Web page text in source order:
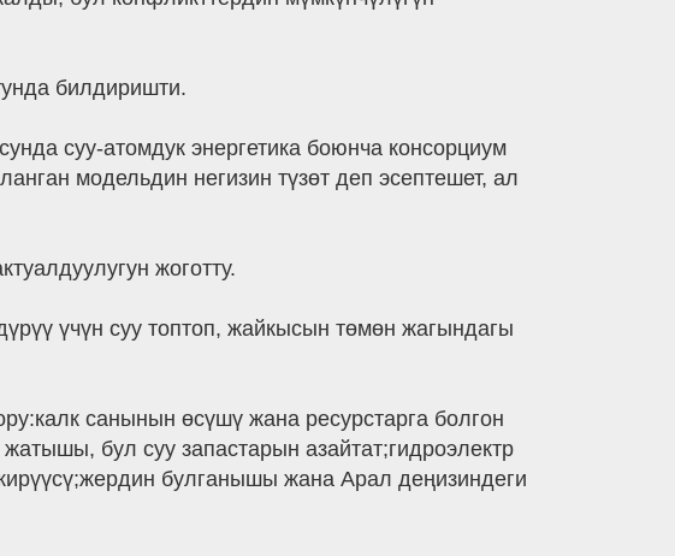
билдиришти.
суу-атомдук энергетика боюнча консорциум
модельдин негизин түзөт деп эсептешет, ал
жоготту.
үчүн суу топтоп, жайкысын төмөн жагындагы
санынын өсүшү жана ресурстарга болгон
бул суу запастарын азайтат;гидроэлектр
булганышы жана Арал деңизиндеги